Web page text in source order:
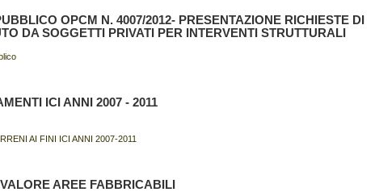
OPCM N. 4007/2012- PRESENTAZIONE RICHIESTE DI
DA SOGGETTI PRIVATI PER INTERVENTI STRUTTURALI
ICI ANNI 2007 - 2011
AI FINI ICI ANNI 2007-2011
VALORE AREE FABBRICABILI